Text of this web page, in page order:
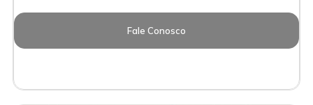
Fale Conosco